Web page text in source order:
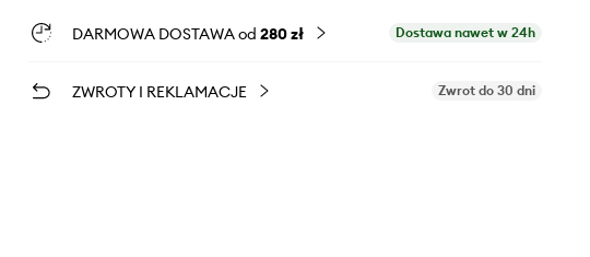
DARMOWA DOSTAWA od 280 zł Dostawa nawet w 24h
ZWROTY I REKLAMACJE Zwrot do 30 dni